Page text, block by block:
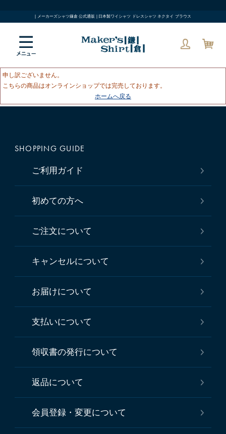
| メーカーズシャツ鎌倉 公式通販 | 日本製ワイシャツ ドレスシャツ ネクタイ ブラウス
申し訳ございません。
こちらの商品はオンラインショップでは完売しております。
ホームへ戻る
SHOPPING GUIDE
ご利用ガイド
初めての方へ
ご注文について
キャンセルについて
お届けについて
支払いについて
領収書の発行について
返品について
会員登録・変更について